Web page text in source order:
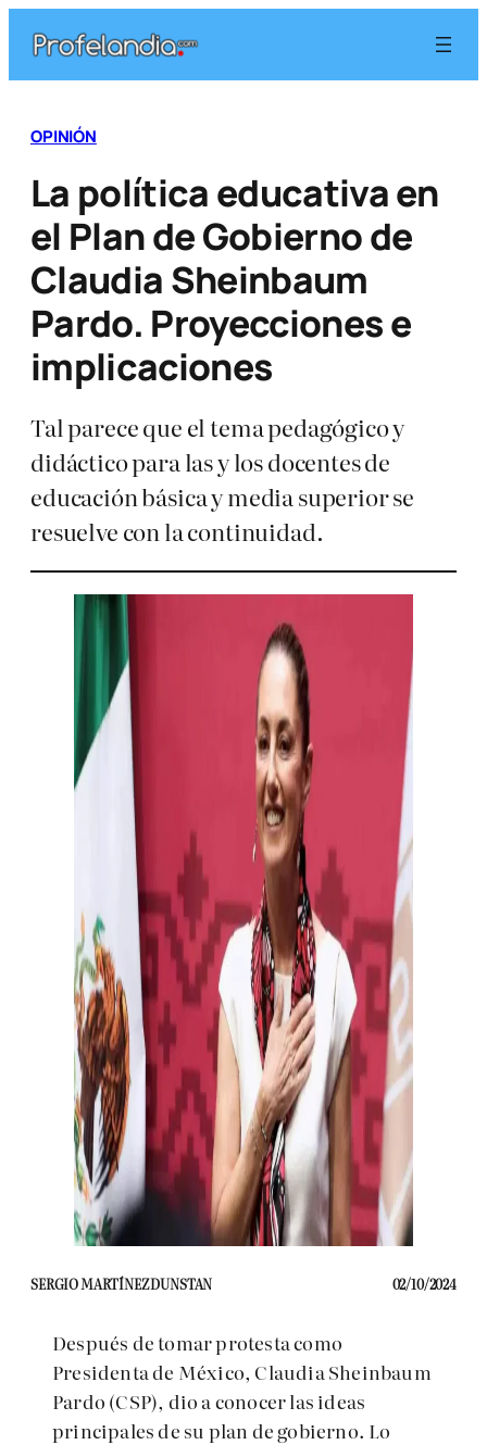
contenido
OPINIÓN
La política educativa en
el Plan de Gobierno de
Claudia Sheinbaum
Pardo. Proyecciones e
implicaciones
Tal parece que el tema pedagógico y
didáctico para las y los docentes de
educación básica y media superior se
resuelve con la continuidad.
SERGIO MARTÍNEZ DUNSTAN 02/10/2024
Después de tomar protesta como
Presidenta de México, Claudia Sheinbaum
Pardo (CSP), dio a conocer las ideas
principales de su plan de gobierno. Lo